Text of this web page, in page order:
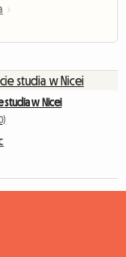
›
studia w Nicei